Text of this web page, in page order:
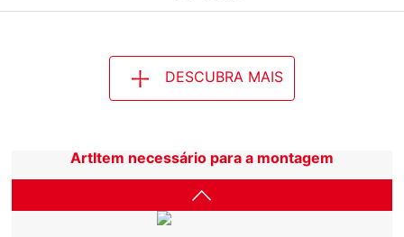
DESCUBRA MAIS
ArtItem necessário para a montagem